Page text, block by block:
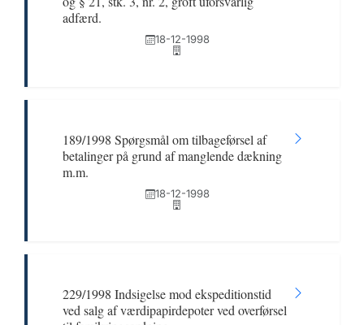
adfærd.
18-12-1998
189/1998 Spørgsmål om tilbageførsel af
betalinger på grund af manglende dækning
m.m.
18-12-1998
229/1998 Indsigelse mod ekspeditionstid
ved salg af værdipapirdepoter ved overførsel